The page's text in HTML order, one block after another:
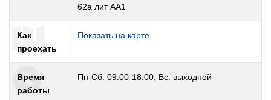
62а лит АА1
Как
проехать
Показать на карте
Время
работы
Пн-Сб: 09:00-18:00, Вс: выходной